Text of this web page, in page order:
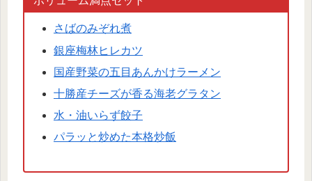
さばのみぞれ煮
銀座梅林ヒレカツ
国産野菜の五目あんかけラーメン
十勝産チーズが香る海老グラタン
水・油いらず餃子
パラッと炒めた本格炒飯